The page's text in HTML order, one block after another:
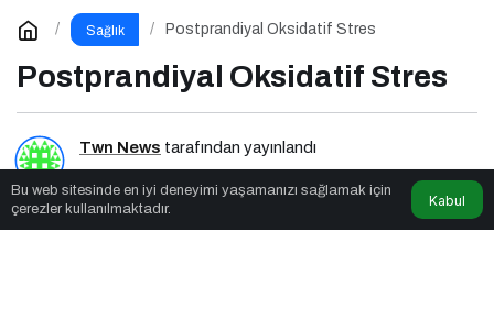
Sağlık Postprandiyal Oksidatif Stres
Postprandiyal Oksidatif Stres
Twn News tarafından yayınlandı
7dk, 45sn
Bu web sitesinde en iyi deneyimi yaşamanızı sağlamak için
çerezler kullanılmaktadır.
Kabul